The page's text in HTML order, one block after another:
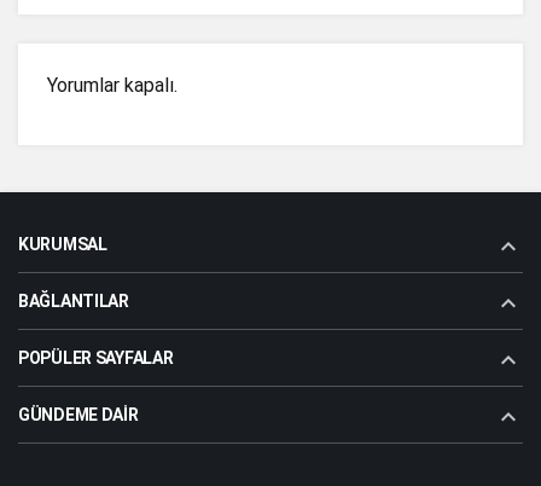
Yorumlar kapalı.
KURUMSAL
BAĞLANTILAR
POPÜLER SAYFALAR
GÜNDEME DAIR